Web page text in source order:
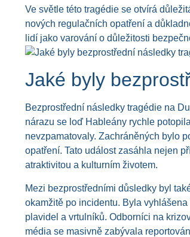
Ve světle této tragédie se otvírá
nových regulačních opatření a
lidí jako varování o důležitosti
Jaké byly
Bezprostřední následky tragédie na
nárazu se loď Hableány rychle
nevzpamatovaly. Zachráněných bylo
opatření. Tato událost zasáhla nejen
atraktivitou a kulturním životem.
Mezi bezprostředními důsledky byl
okamžitě po incidentu. Byla
plavidel a vrtulníků. Odborníci na
média se masivně zabývala